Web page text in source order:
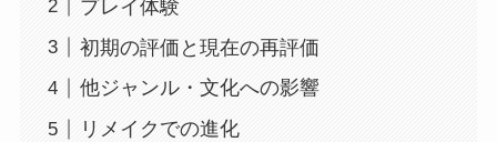
プレイ体験
初期の評価と現在の再評価
他ジャンル・文化への影響
リメイクでの進化